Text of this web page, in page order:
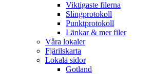
Viktigaste filerna
Slingprotokoll
Punktprotokoll
Länkar & mer filer
Våra lokaler
Fjärilskarta
Lokala sidor
Gotland